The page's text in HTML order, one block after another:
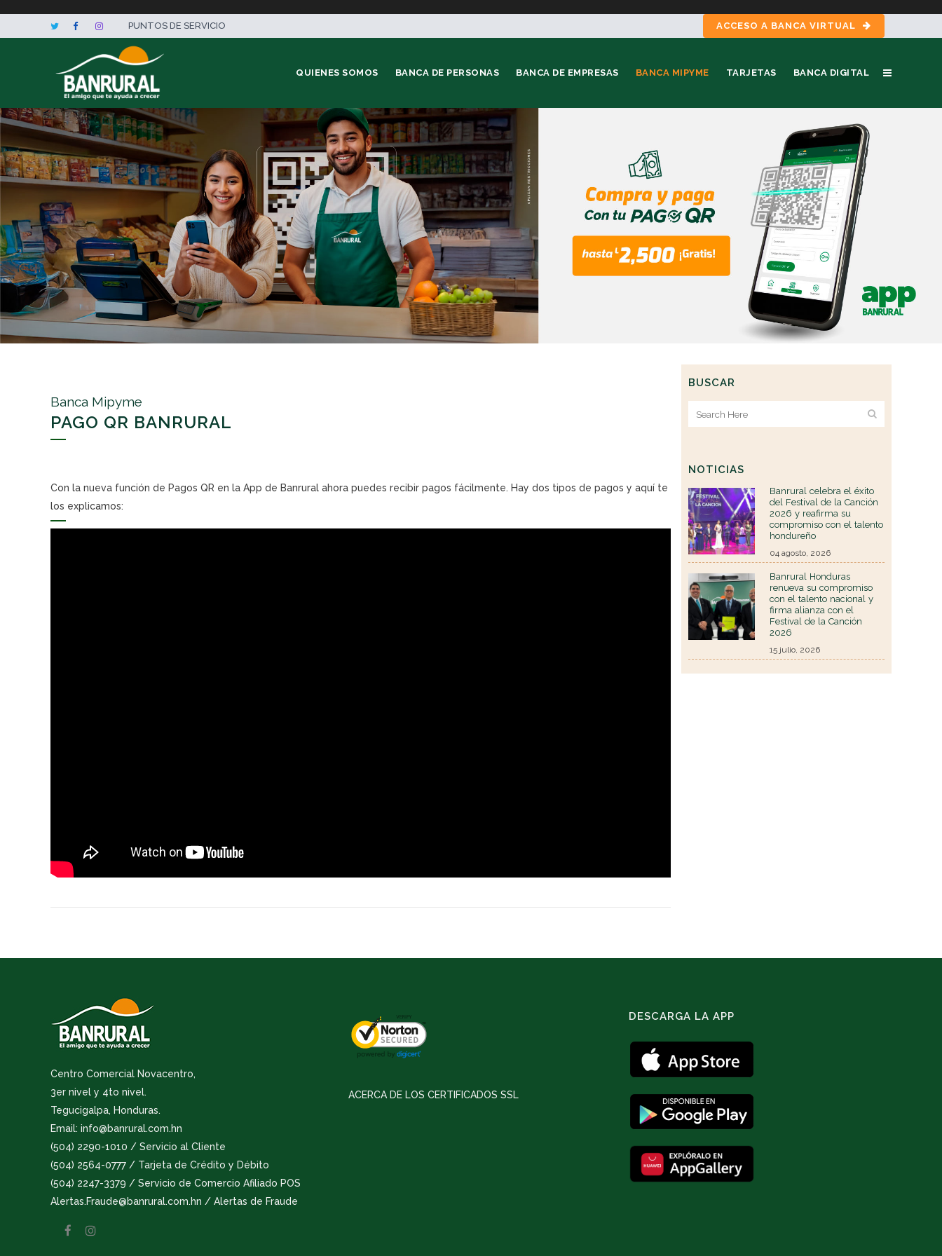
PUNTOS DE SERVICIO ACCESO A BANCA VIRTUAL
QUIENES SOMOS BANCA DE PERSONAS BANCA DE EMPRESAS BANCA MIPYME TARJETAS BANCA DIGITAL
Banca Mipyme
PAGO QR BANRURAL
Con la nueva función de Pagos QR en la App de Banrural ahora puedes recibir pagos fácilmente. Hay dos tipos de pagos y aquí te
los explicamos:
BUSCAR
NOTICIAS
Banrural celebra el éxito
del Festival de la Canción
2026 y reafirma su
compromiso con el talento
hondureño
04 agosto, 2026
Banrural Honduras
renueva su compromiso
con el talento nacional y
firma alianza con el
Festival de la Canción
2026
15 julio, 2026
Centro Comercial Novacentro,
3er nivel y 4to nivel.
Tegucigalpa, Honduras.
Email: info@banrural.com.hn
(504) 2290-1010 / Servicio al Cliente
(504) 2564-0777 / Tarjeta de Crédito y Débito
(504) 2247-3379 / Servicio de Comercio Afiliado POS
Alertas.Fraude@banrural.com.hn / Alertas de Fraude
ACERCA DE LOS CERTIFICADOS SSL
DESCARGA LA APP